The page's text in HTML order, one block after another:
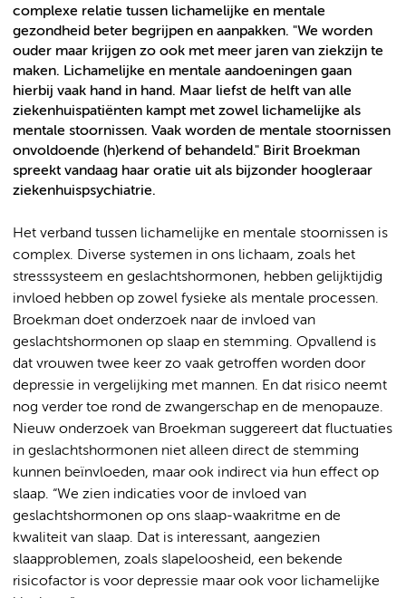
complexe relatie tussen lichamelijke en mentale
gezondheid beter begrijpen en aanpakken. "We worden
ouder maar krijgen zo ook met meer jaren van ziekzijn te
maken. Lichamelijke en mentale aandoeningen gaan
hierbij vaak hand in hand. Maar liefst de helft van alle
ziekenhuispatiënten kampt met zowel lichamelijke als
mentale stoornissen. Vaak worden de mentale stoornissen
onvoldoende (h)erkend of behandeld." Birit Broekman
spreekt vandaag haar oratie uit als bijzonder hoogleraar
ziekenhuispsychiatrie.
Het verband tussen lichamelijke en mentale stoornissen is
complex. Diverse systemen in ons lichaam, zoals het
stresssysteem en geslachtshormonen, hebben gelijktijdig
invloed hebben op zowel fysieke als mentale processen.
Broekman doet onderzoek naar de invloed van
geslachtshormonen op slaap en stemming. Opvallend is
dat vrouwen twee keer zo vaak getroffen worden door
depressie in vergelijking met mannen. En dat risico neemt
nog verder toe rond de zwangerschap en de menopauze.
Nieuw onderzoek van Broekman suggereert dat fluctuaties
in geslachtshormonen niet alleen direct de stemming
kunnen beïnvloeden, maar ook indirect via hun effect op
slaap. “We zien indicaties voor de invloed van
geslachtshormonen op ons slaap-waakritme en de
kwaliteit van slaap. Dat is interessant, aangezien
slaapproblemen, zoals slapeloosheid, een bekende
risicofactor is voor depressie maar ook voor lichamelijke